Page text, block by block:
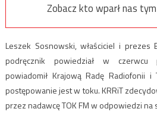
Zobacz kto wparł nas
Leszek Sosnowski, właściciel i prezes
podręcznik powiedział w czerwcu
powiadomił Krajową Radę Radiofonii
postępowanie jest w toku. KRRiT
przez nadawcę TOK FM w odpowiedzi na